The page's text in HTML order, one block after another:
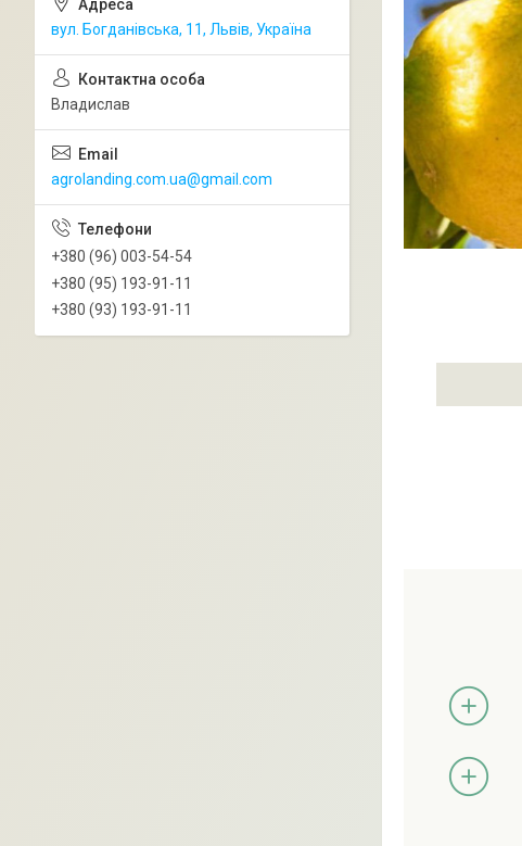
вул. Богданівська, 11, Львів, Україна
Владислав
agrolanding.com.ua@gmail.com
+380 (96) 003-54-54
+380 (95) 193-91-11
+380 (93) 193-91-11